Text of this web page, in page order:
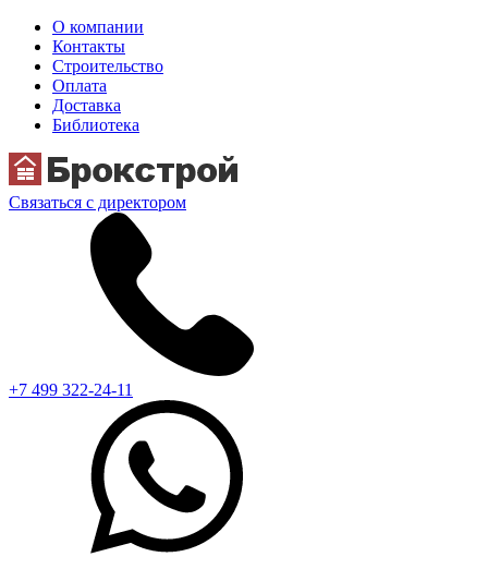
О компании
Контакты
Строительство
Оплата
Доставка
Библиотека
Связаться с директором
+7 499 322-24-11